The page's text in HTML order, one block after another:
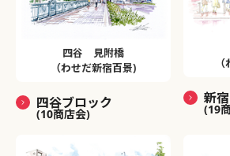
四谷 見附橋
（わせだ新宿百景)
四谷ブロック
(10商店会)
新
(19